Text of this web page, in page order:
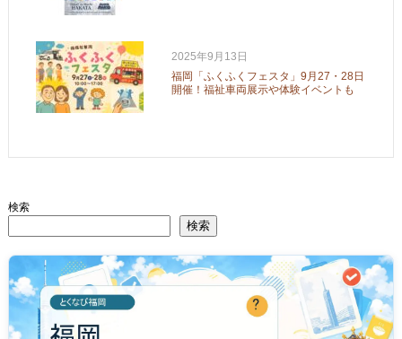
2025年9月13日
福岡「ふくふくフェスタ」9月27・28日
開催！福祉車両展示や体験イベントも
検索
検索